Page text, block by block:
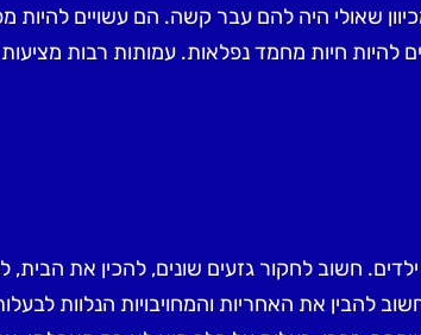
שאולי היה להם עבר קשה. הם עשויים
להיות חיות מחמד נפלאות. עמותות רבות
חשוב לחקור גזעים שונים, להכין את הבית,
להבין את האחריות והמחויבויות הנלוות